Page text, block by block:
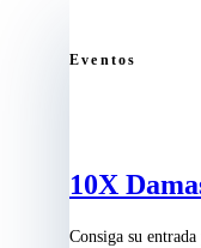
Eventos
10X
Consiga su